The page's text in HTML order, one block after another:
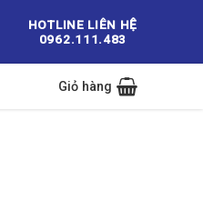
HOTLINE LIÊN HỆ
0962.111.483
Giỏ hàng